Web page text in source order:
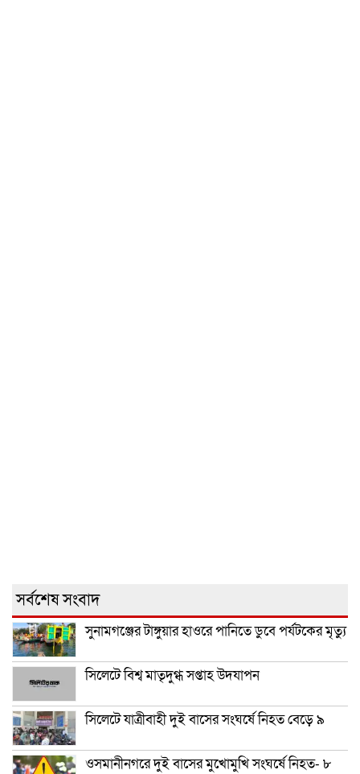
সর্বশেষ সংবাদ
সুনামগঞ্জের টাঙ্গুয়ার হাওরে পানিতে ডুবে পর্যটকের মৃত্যু
সিলেটে বিশ্ব মাতৃদুগ্ধ সপ্তাহ উদযাপন
সিলেটে যাত্রীবাহী দুই বাসের সংঘর্ষে নিহত বেড়ে ৯
ওসমানীনগরে দুই বাসের মুখোমুখি সংঘর্ষে নিহত- ৮